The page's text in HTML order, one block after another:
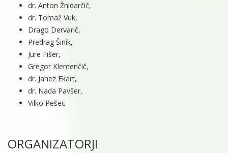
dr. Anton Žnidarčič,
dr. Tomaž Vuk,
Drago Dervarič,
Predrag Šinik,
Jure Fišer,
Gregor Klemenčič,
dr. Janez Ekart,
dr. Nada Pavšer,
Vilko Pešec
ORGANIZATORJI